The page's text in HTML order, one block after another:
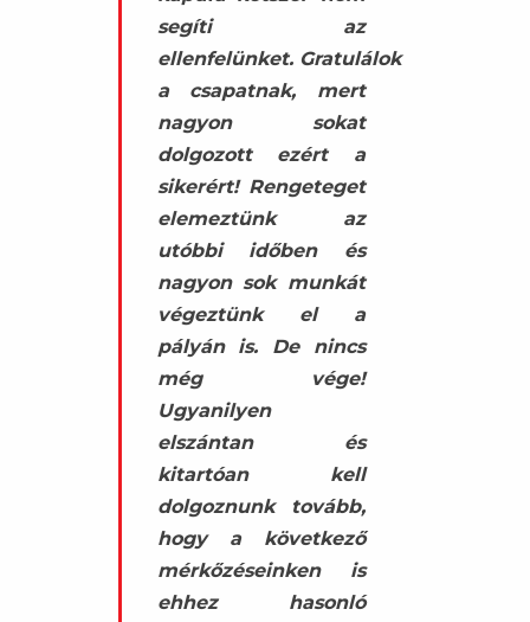
segíti az
ellenfelünket. Gratulálok
a csapatnak, mert
nagyon sokat
dolgozott ezért a
sikerért! Rengeteget
elemeztünk az
utóbbi időben és
nagyon sok munkát
végeztünk el a
pályán is. De nincs
még vége!
Ugyanilyen
elszántan és
kitartóan kell
dolgoznunk tovább,
hogy a következő
mérkőzéseinken is
ehhez hasonló